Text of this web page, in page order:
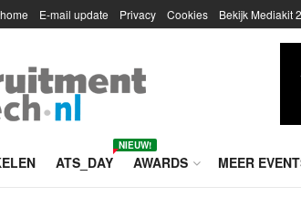
E-mail update Privacy Cookies Bekijk Mediakit
ATS_DAY
NIEUW!
AWARDS MEER